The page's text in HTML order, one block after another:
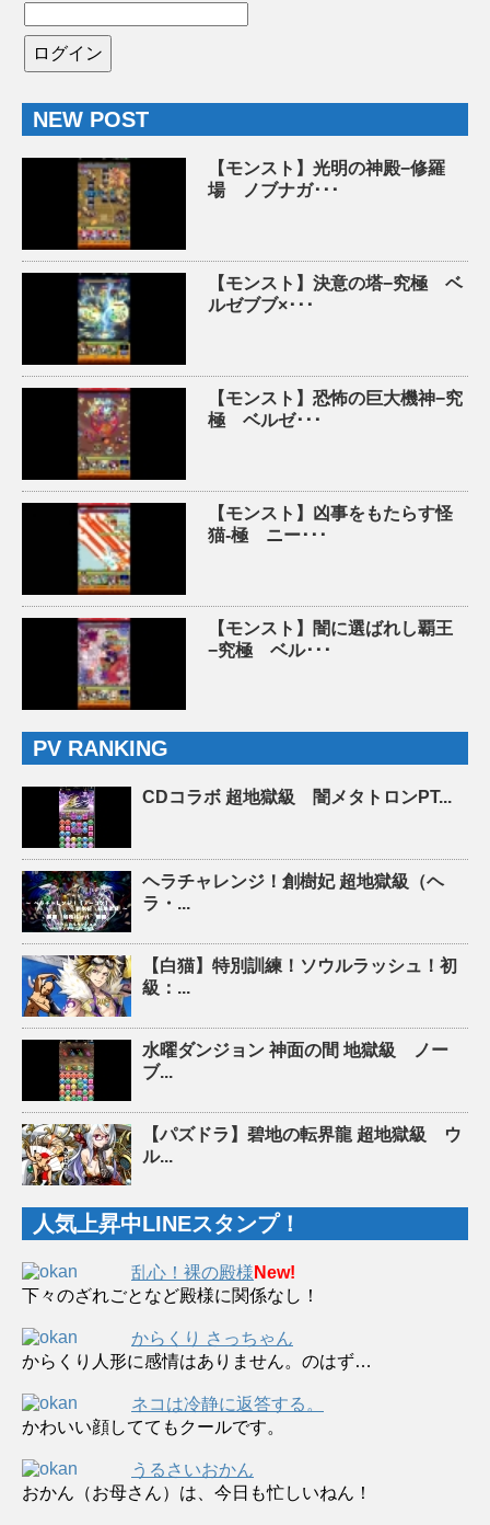
NEW POST
【モンスト】光明の神殿−修羅
場 ノブナガ･･･
【モンスト】決意の塔−究極 ベ
ルゼブブ×･･･
【モンスト】恐怖の巨大機神−究
極 ベルゼ･･･
【モンスト】凶事をもたらす怪
猫-極 ニー･･･
【モンスト】闇に選ばれし覇王
−究極 ベル･･･
PV RANKING
CDコラボ 超地獄級 闇メタトロンPT...
ヘラチャレンジ！創樹妃 超地獄級（ヘ
ラ・...
【白猫】特別訓練！ソウルラッシュ！初
級：...
水曜ダンジョン 神面の間 地獄級 ノー
ブ...
【パズドラ】碧地の転界龍 超地獄級 ウ
ル...
人気上昇中LINEスタンプ！
乱心！裸の殿様 New!
下々のざれごとなど殿様に関係なし！
からくり さっちゃん
からくり人形に感情はありません。のはず…
ネコは冷静に返答する。
かわいい顔しててもクールです。
うるさいおかん
おかん（お母さん）は、今日も忙しいねん！